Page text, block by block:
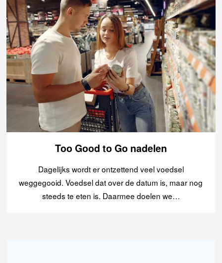
Too Good to Go nadelen
Dagelijks wordt er ontzettend veel voedsel
weggegooid. Voedsel dat over de datum is, maar nog
steeds te eten is. Daarmee doelen we…